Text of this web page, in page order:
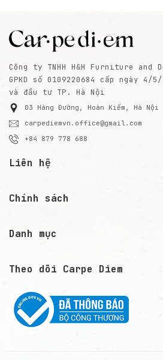
Công ty TNHH H&H Furniture and
GPKD số 0109220684 cấp ngày
và đầu tư TP. Hà Nội
03 Hàng Đường, Hoàn Kiếm, Hà Nội
carpediemvn.office@gmail.com
+84 879 778 688
Liên hệ
Chính sách
Danh mục
Theo dõi Carpe Diem